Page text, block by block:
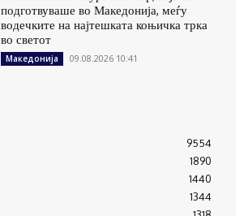
подготвуваше во Македонија, меѓу
водечките на најтешката коњичка трка
во светот
Македонија 09.08.2026 10:41
9554
1890
1440
1344